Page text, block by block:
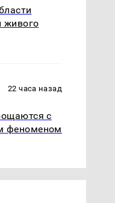
живого
22 часа назад
с
феноменом